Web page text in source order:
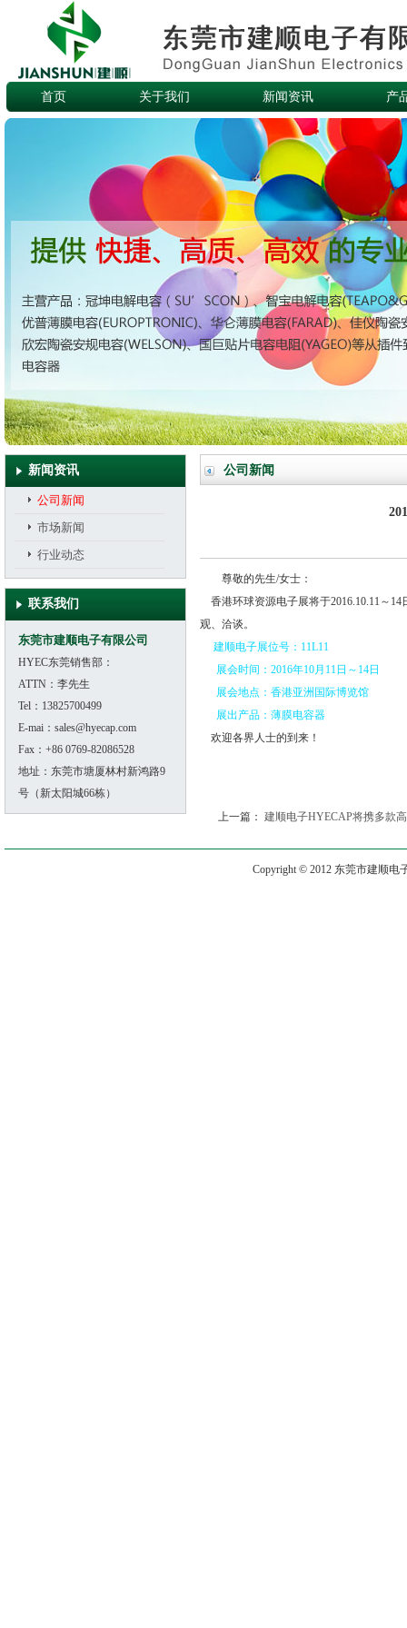
首页 关于我们 新闻资讯 产
新闻资讯
公司新闻
市场新闻
行业动态
联系我们
东莞市建顺电子有限公司
HYEC东莞销售部：
ATTN：李先生
Tel：13825700499
E-mai：sales@hyecap.com
Fax：+86 0769-82086528
地址：东莞市塘厦林村新鸿路9
号（新太阳城66栋）
公司新闻
尊敬的先生/女士：
香港环球资源电子展将于2016.10.11～
观、洽谈。
建顺电子展位号：11L11
展会时间：2016年10月11日～14日
展会地点：香港亚洲国际博览馆
展出产品：薄膜电容器
欢迎各界人士的到来！
上一篇： 建顺电子HYECAP将携多款
州专业灯光音响展
Copyright © 2012 东莞市建顺电